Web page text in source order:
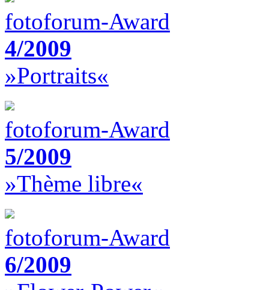
fotoforum-Award
4/2009
»Portraits«
fotoforum-Award
5/2009
»Thème libre«
fotoforum-Award
6/2009